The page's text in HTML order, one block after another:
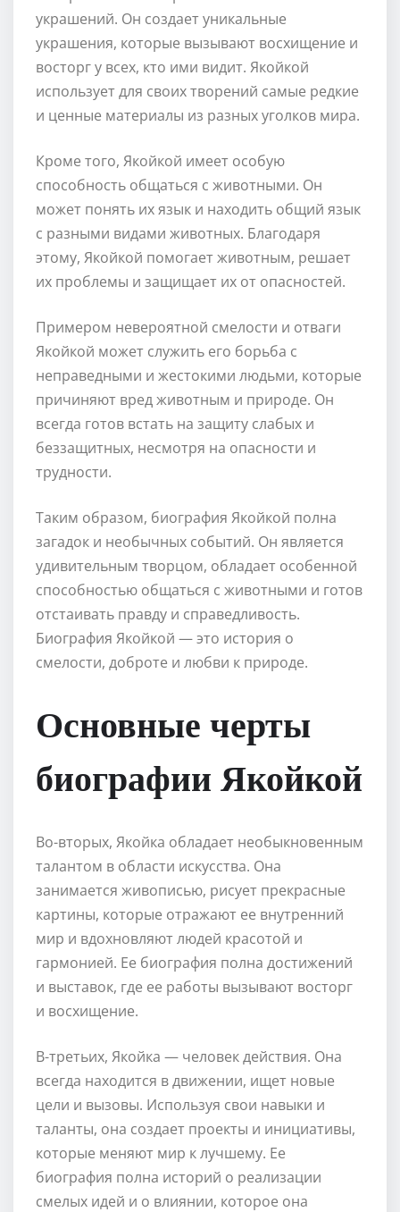
украшений. Он создает уникальные
украшения, которые вызывают восхищение и
восторг у всех, кто ими видит. Якойкой
использует для своих творений самые редкие
и ценные материалы из разных уголков мира.
Кроме того, Якойкой имеет особую
способность общаться с животными. Он
может понять их язык и находить общий язык
с разными видами животных. Благодаря
этому, Якойкой помогает животным, решает
их проблемы и защищает их от опасностей.
Примером невероятной смелости и отваги
Якойкой может служить его борьба с
неправедными и жестокими людьми, которые
причиняют вред животным и природе. Он
всегда готов встать на защиту слабых и
беззащитных, несмотря на опасности и
трудности.
Таким образом, биография Якойкой полна
загадок и необычных событий. Он является
удивительным творцом, обладает особенной
способностью общаться с животными и готов
отстаивать правду и справедливость.
Биография Якойкой — это история о
смелости, доброте и любви к природе.
Основные черты
биографии Якойкой
Во-вторых, Якойка обладает необыкновенным
талантом в области искусства. Она
занимается живописью, рисует прекрасные
картины, которые отражают ее внутренний
мир и вдохновляют людей красотой и
гармонией. Ее биография полна достижений
и выставок, где ее работы вызывают восторг
и восхищение.
В-третьих, Якойка — человек действия. Она
всегда находится в движении, ищет новые
цели и вызовы. Используя свои навыки и
таланты, она создает проекты и инициативы,
которые меняют мир к лучшему. Ее
биография полна историй о реализации
смелых идей и о влиянии, которое она